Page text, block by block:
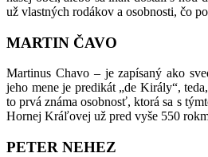
už vlastných rodákov a osobnosti, čo
MARTIN ČAVO
Martinus Chavo – je zapísaný ako
jeho mene je predikát „de Király“,
to prvá známa osobnosť, ktorá sa s
Hornej Kráľovej už pred vyše 550
PETER NEHEZ